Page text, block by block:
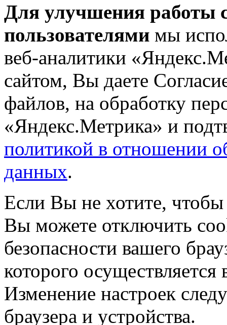
Для улучшения работы
пользователями мы
веб-аналитики
сайтом, Вы даете
файлов, на обработку
«Яндекс.Метрика» и
политикой в отношении
данных.
Если Вы не хотите,
Вы можете отключить
безопасности вашего
которого
Изменение настроек
браузера и устройства.